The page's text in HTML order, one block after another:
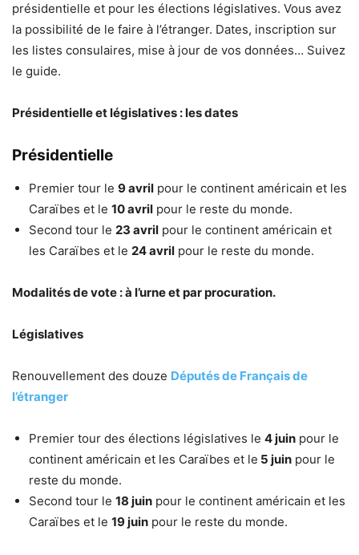
présidentielle et pour les élections législatives. Vous avez
la possibilité de le faire à l’étranger. Dates, inscription sur
les listes consulaires, mise à jour de vos données… Suivez
le guide.
Présidentielle et législatives : les dates
Présidentielle
Premier tour le 9 avril pour le continent américain et les
Caraïbes et le 10 avril pour le reste du monde.
Second tour le 23 avril pour le continent américain et
les Caraïbes et le 24 avril pour le reste du monde.
Modalités de vote : à l’urne et par procuration.
Législatives
Renouvellement des douze Députés de Français de
l’étranger
Premier tour des élections législatives le 4 juin pour le
continent américain et les Caraïbes et le 5 juin pour le
reste du monde.
Second tour le 18 juin pour le continent américain et les
Caraïbes et le 19 juin pour le reste du monde.